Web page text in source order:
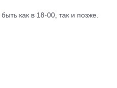
как в 18-00, так и позже.